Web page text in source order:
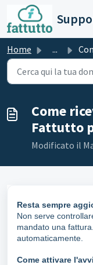
Salta al contenuto
Home ... Come
Come
Fattutto
Modificato il
Resta sempre
Non serve
mandato una
automaticamente.
Come attivare